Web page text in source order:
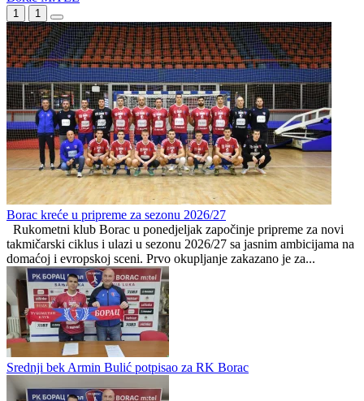
Počinje sezona za rukometaše
Rukometni bh - Cirkus Kolorado!
Borac M:TEL
1 1